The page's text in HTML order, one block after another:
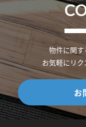
物件に関す
お気軽にリ
お